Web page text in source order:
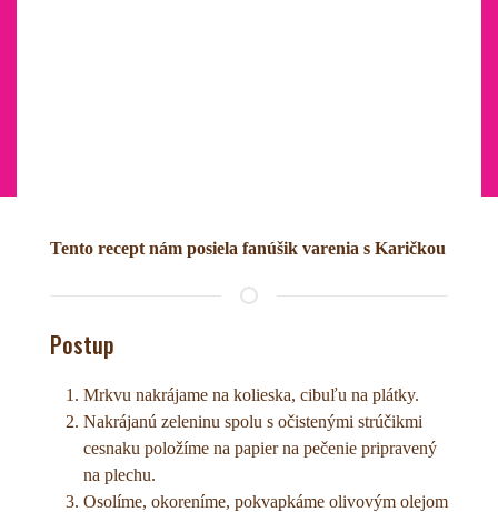
Tento recept nám posiela fanúšik varenia s Karičkou
Postup
Mrkvu nakrájame na kolieska, cibuľu na plátky.
Nakrájanú zeleninu spolu s očistenými strúčikmi
cesnaku položíme na papier na pečenie pripravený
na plechu.
Osolíme, okoreníme, pokvapkáme olivovým olejom